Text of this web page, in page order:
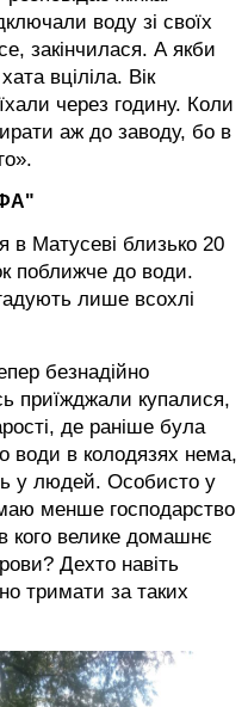
воду зі своїх
закінчилася. А якби
вціліла. Вік
через годину. Коли
аж до заводу, бо в
в Матусеві близько 20
поближче до води.
лише всохлі
безнадійно
приїжджали купалися,
де раніше була
води в колодязях нема,
у людей. Особисто у
менше господарство
кого велике домашнє
Дехто навіть
тримати за таких